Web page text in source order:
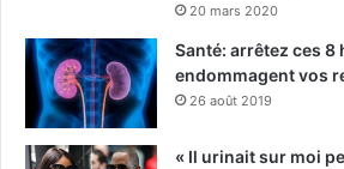
20 mars 2020
Santé: arrêtez ces 8
endommagent vos
26 août 2019
« Il urinait sur moi